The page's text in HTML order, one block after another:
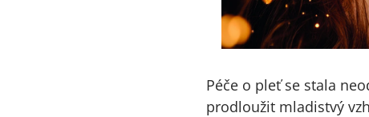
Péče o pleť se stala
prodloužit mladistvý